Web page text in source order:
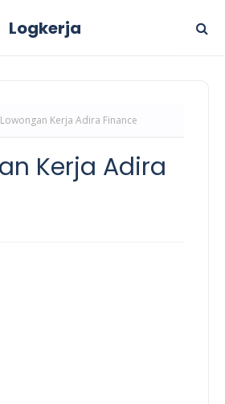
Logkerja
Lowongan Kerja Adira Finance
Kerja Adira